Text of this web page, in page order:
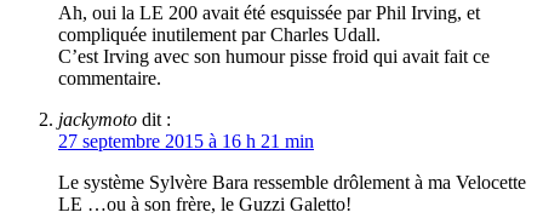
Ah, oui la LE 200 avait été esquissée par Phil Irving, et
compliquée inutilement par Charles Udall.
C’est Irving avec son humour pisse froid qui avait fait ce
commentaire.
jackymoto dit :
27 septembre 2015 à 16 h 21 min
Le système Sylvère Bara ressemble drôlement à ma Velocette
LE …ou à son frère, le Guzzi Galetto!